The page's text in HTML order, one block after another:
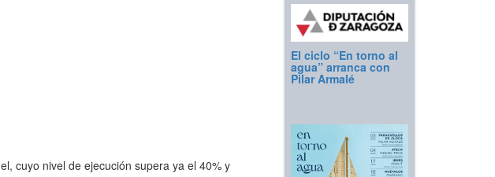
cuyo nivel de ejecución supera ya el 40% y
El ciclo “En torno al
agua” arranca con
Pilar Armalé